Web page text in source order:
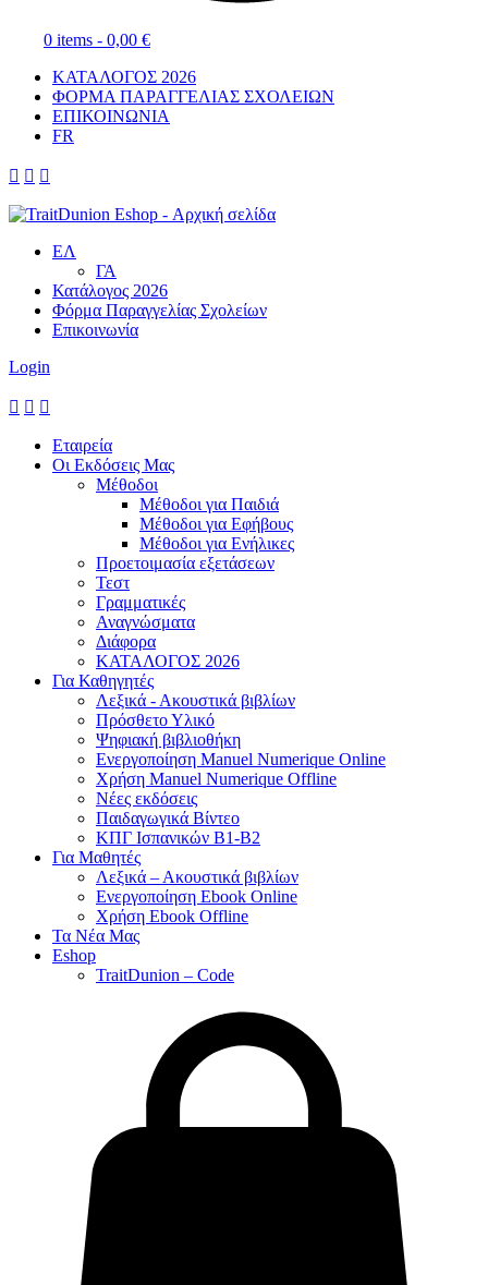
0 items - 0,00 €
ΚΑΤΑΛΟΓΟΣ 2026
ΦΟΡΜΑ ΠΑΡΑΓΓΕΛΙΑΣ ΣΧΟΛΕΙΩΝ
ΕΠΙΚΟΙΝΩΝΙΑ
FR
  
ΕΛ
ΓΑ
Κατάλογος 2026
Φόρμα Παραγγελίας Σχολείων
Επικοινωνία
Login
  
Εταιρεία
Οι Εκδόσεις Μας
Μέθοδοι
Μέθοδοι για Παιδιά
Μέθοδοι για Εφήβους
Μέθοδοι για Ενήλικες
Προετοιμασία εξετάσεων
Τεστ
Γραμματικές
Αναγνώσματα
Διάφορα
ΚΑΤΑΛΟΓΟΣ 2026
Για Καθηγητές
Λεξικά - Ακουστικά βιβλίων
Πρόσθετο Υλικό
Ψηφιακή βιβλιοθήκη
Ενεργοποίηση Manuel Numerique Online
Χρήση Manuel Numerique Offline
Νέες εκδόσεις
Παιδαγωγικά Βίντεο
ΚΠΓ Ισπανικών B1-B2
Για Μαθητές
Λεξικά – Ακουστικά βιβλίων
Ενεργοποίηση Ebook Online
Χρήση Ebook Offline
Τα Νέα Μας
Eshop
TraitDunion – Code